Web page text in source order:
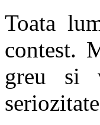
Toata
contest.
greu si